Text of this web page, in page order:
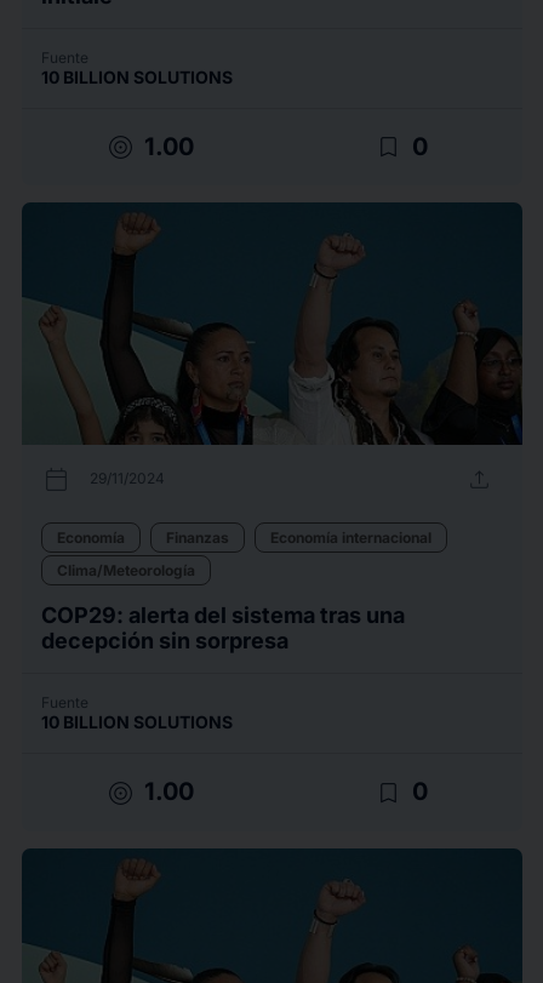
Fuente
10 BILLION SOLUTIONS
target 1.00 bookmark_border 0
calendar_today 29/11/2024 upload
Economía Finanzas
Economía internacional
Clima/Meteorología
COP29: alerta del sistema tras una
decepción sin sorpresa
Fuente
10 BILLION SOLUTIONS
target 1.00 bookmark_border 0